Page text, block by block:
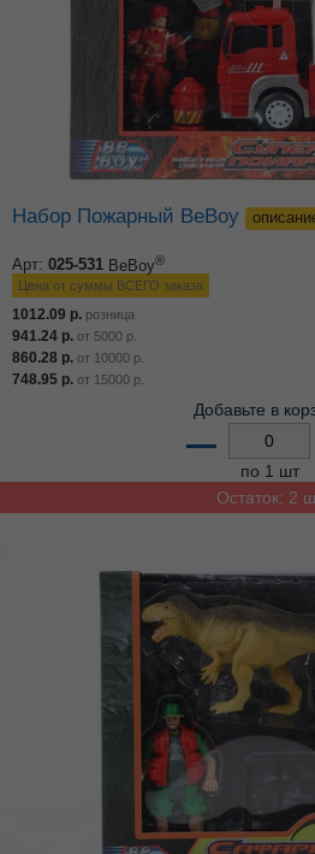
Набор Пожарный BeBoy
Арт: 025-531 BeBoy®
Цена от суммы ВСЕГО заказа
1012.09 р. розница
941.24 р. от 5000 р.
860.28 р. от 10000 р.
748.95 р. от 15000 р.
Добавьте в
–
по 1 шт
Остаток: 2